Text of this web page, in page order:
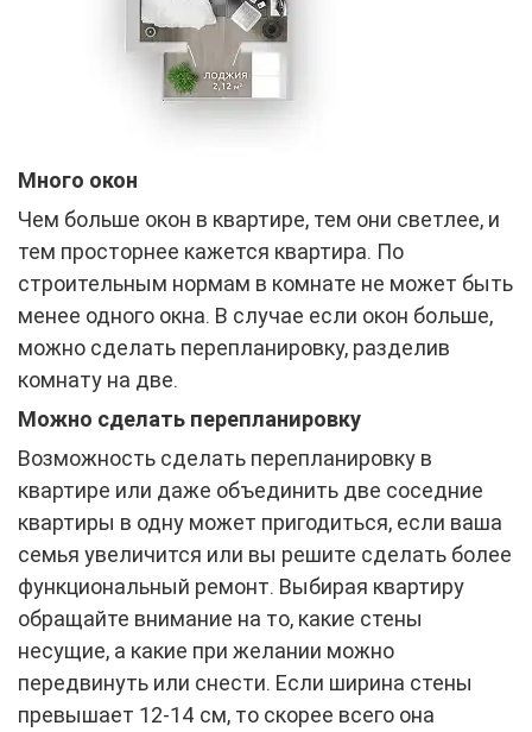
Много окон
Чем больше окон в квартире, тем они светлее, и
тем просторнее кажется квартира. По
строительным нормам в комнате не может быть
менее одного окна. В случае если окон больше,
можно сделать перепланировку, разделив
комнату на две.
Можно сделать перепланировку
Возможность сделать перепланировку в
квартире или даже объединить две соседние
квартиры в одну может пригодиться, если ваша
семья увеличится или вы решите сделать более
функциональный ремонт. Выбирая квартиру
обращайте внимание на то, какие стены
несущие, а какие при желании можно
передвинуть или снести. Если ширина стены
превышает 12-14 см, то скорее всего она